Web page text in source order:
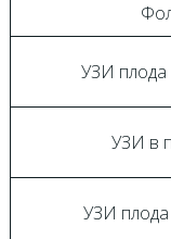
УЗИ плода
УЗИ в
УЗИ плода